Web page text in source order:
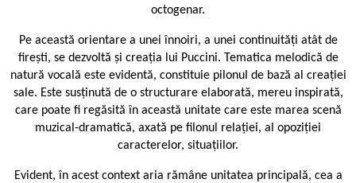
octogenar.
Pe această orientare a unei înnoiri, a unei continuități atât de
firești, se dezvoltă și creația lui Puccini. Tematica melodică de
natură vocală este evidentă, constituie pilonul de bază al creației
sale. Este susținută de o structurare elaborată, mereu inspirată,
care poate fi regăsită în această unitate care este marea scenă
muzical-dramatică, axată pe filonul relației, al opoziției
caracterelor, situațiilor.
Evident, în acest context aria rămâne unitatea principală, cea a